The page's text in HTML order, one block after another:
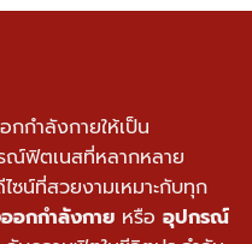
กกำลังกายให้เป็น
ณ์ฟิตเนสที่หลากหลาย
ซน์ที่สวยงามเหมาะกับทุก
อกกำลังกาย หรือ อุปกรณ์